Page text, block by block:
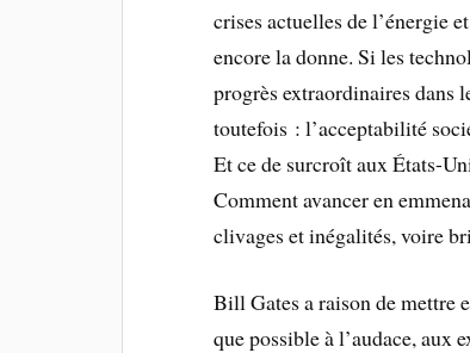
crises actuelles de l’énergie
encore la donne. Si les
progrès extraordinaires dans
toutefois : l’acceptabilité
Et ce de surcroît aux États-
Comment avancer en
clivages et inégalités, voire
Bill Gates a raison de mettre
que possible à l’audace, aux